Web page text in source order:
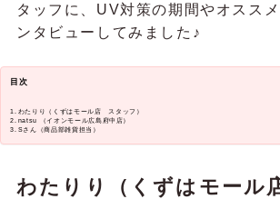
タッフに、UV対策の期間やオスス
ンタビューしてみました♪
目次
わたりり（くずはモール店 スタッフ）
natsu （イオンモール広島府中店）
Sさん（商品部雑貨担当）
わたりり（くずはモー